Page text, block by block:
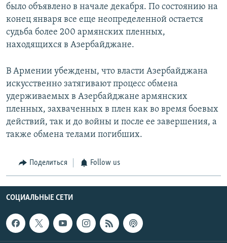
было объявлено в начале декабря. По состоянию на
конец января все еще неопределенной остается
судьба более 200 армянских пленных,
находящихся в Азербайджане.
В Армении убеждены, что власти Азербайджана
искусственно затягивают процесс обмена
удерживаемых в Азербайджане армянских
пленных, захваченных в плен как во время боевых
действий, так и до войны и после ее завершения, а
также обмена телами погибших.
Поделиться Follow us
СОЦИАЛЬНЫЕ СЕТИ